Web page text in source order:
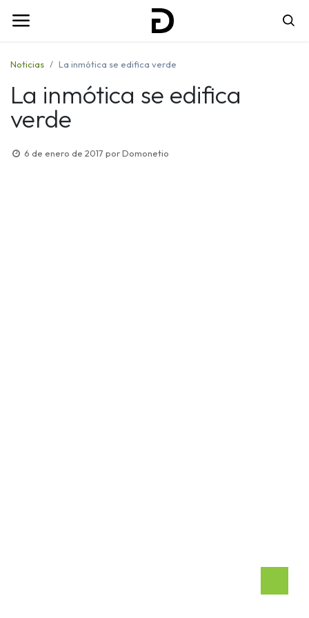
Noticias La inmótica se edifica verde
La inmótica se edifica
verde
6 de enero de 2017 porDomonetio